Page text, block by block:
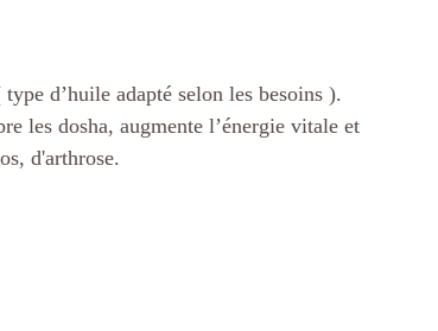
d’huile adapté selon les besoins ).
les dosha, augmente l’énergie vitale et
d'arthrose.